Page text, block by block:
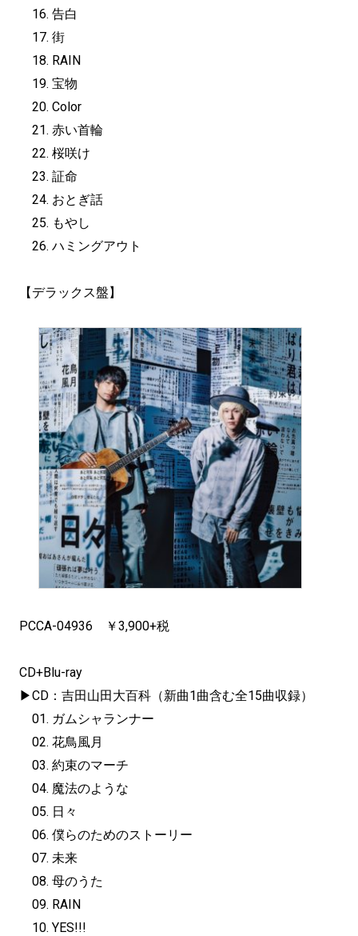
16. 告白
17. 街
18. RAIN
19. 宝物
20. Color
21. 赤い首輪
22. 桜咲け
23. 証命
24. おとぎ話
25. もやし
26. ハミングアウト
【デラックス盤】
PCCA-04936 ￥3,900+税
CD+Blu-ray
▶︎CD：吉田山田大百科（新曲1曲含む全15曲収録）
01. ガムシャランナー
02. 花鳥風月
03. 約束のマーチ
04. 魔法のような
05. 日々
06. 僕らのためのストーリー
07. 未来
08. 母のうた
09. RAIN
10. YES!!!